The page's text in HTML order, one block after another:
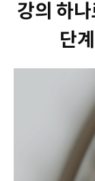
강의 하
단